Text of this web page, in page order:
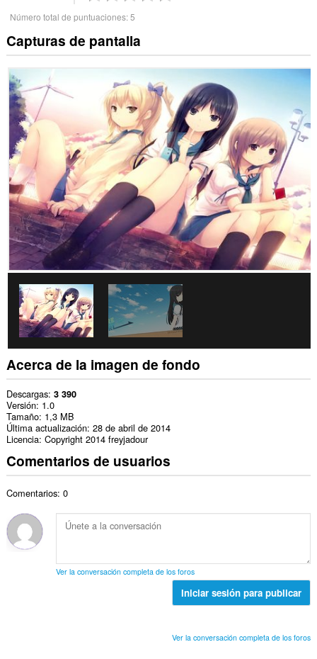
Número total de puntuaciones:5
Capturas de pantalla
Acerca de la imagen de fondo
Descargas 3 390
Versión 1.0
Tamaño 1,3 MB
Última actualización 28 de abril de 2014
Licencia Copyright 2014 freyjadour
Comentarios de usuarios
Comentarios: 0
Ver la conversación completa de los foros
Iniciar sesión para publicar
Ver la conversación completa de los foros